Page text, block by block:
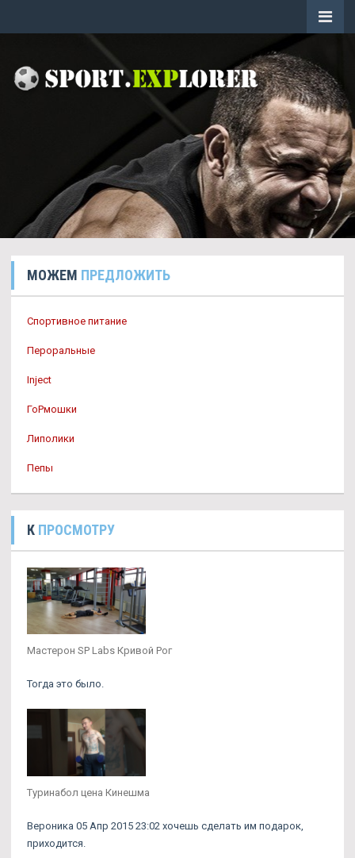
МОЖЕМ ПРЕДЛОЖИТЬ
Спортивное питание
Пероральные
Inject
ГоРмошки
Липолики
Пепы
К ПРОСМОТРУ
Мастерон SP Labs Кривой Рог
Тогда это было.
Туринабол цена Кинешма
Вероника 05 Апр 2015 23:02 хочешь сделать им подарок,
приходится.